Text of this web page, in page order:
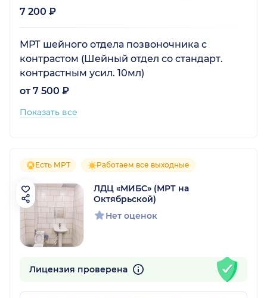
7 200 ₽
МРТ шейного отдела позвоночника с
контрастом (Шейный отдел со стандарт.
контрастным усил. 10мл)
от 7 500 ₽
Показать все
Есть МРТ Работаем все выходные
ЛДЦ «МИБС» (МРТ на
Октябрьской)
Нет оценок
Лицензия проверена